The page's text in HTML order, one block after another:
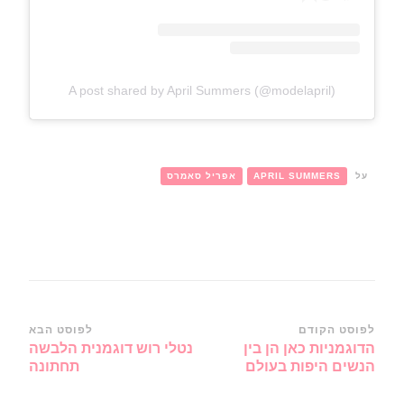
A post shared by April Summers (@modelapril)
על APRIL SUMMERS אפריל סאמרס
ניווט
ברשומות
לפוסט הקודם
הדוגמניות כאן הן בין
הנשים היפות בעולם
לפוסט הבא
נטלי רוש דוגמנית הלבשה
תחתונה